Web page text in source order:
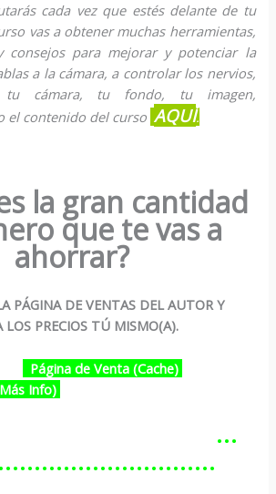
cada vez que estés delante de tu
vas a obtener muchas herramientas,
consejos para mejorar y potenciar la
a la cámara, a controlar los nervios,
tu cámara, tu fondo, tu imagen,
el contenido del curso AQUÍ.
la gran cantidad
que te vas a
ahorrar?
PÁGINA DE VENTAS DEL AUTOR Y
LOS PRECIOS TÚ MISMO(A).
Página de Venta (Cache)
Info)